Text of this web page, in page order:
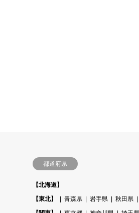
都道府県
【北海道】
【東北】
青森県 岩手県 秋田県